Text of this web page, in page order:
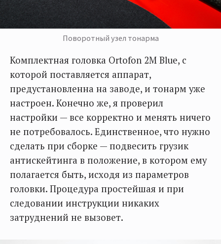
Поворотный узел тонарма
Комплектная головка Ortofon 2M Blue, с
которой поставляется аппарат,
предустановленна на заводе, и тонарм уже
настроен. Конечно же, я проверил
настройки — все корректно и менять ничего
не потребовалось. Единственное, что нужно
сделать при сборке — подвесить грузик
антискейтинга в положение, в котором ему
полагается быть, исходя из параметров
головки. Процедура простейшая и при
следовании инструкции никаких
затруднений не вызовет.